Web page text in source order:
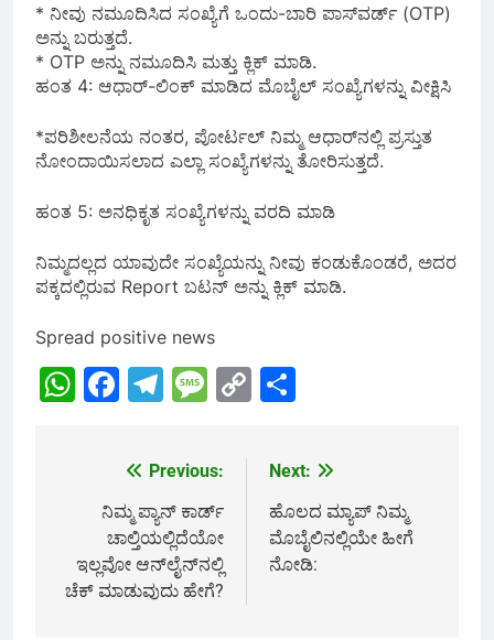
* ನೀವು ನಮೂದಿಸಿದ ಸಂಖ್ಯೆಗೆ ಒಂದು-ಬಾರಿ ಪಾಸ್‌ವರ್ಡ್ (OTP)
ಅನ್ನು ಬರುತ್ತದೆ.
* OTP ಅನ್ನು ನಮೂದಿಸಿ ಮತ್ತು ಕ್ಲಿಕ್ ಮಾಡಿ.
ಹಂತ 4: ಆಧಾರ್-ಲಿಂಕ್ ಮಾಡಿದ ಮೊಬೈಲ್ ಸಂಖ್ಯೆಗಳನ್ನು ವೀಕ್ಷಿಸಿ
*ಪರಿಶೀಲನೆಯ ನಂತರ, ಪೋರ್ಟಲ್ ನಿಮ್ಮ ಆಧಾರ್‌ನಲ್ಲಿ ಪ್ರಸ್ತುತ
ನೋಂದಾಯಿಸಲಾದ ಎಲ್ಲಾ ಸಂಖ್ಯೆಗಳನ್ನು ತೋರಿಸುತ್ತದೆ.
ಹಂತ 5: ಅನಧಿಕೃತ ಸಂಖ್ಯೆಗಳನ್ನು ವರದಿ ಮಾಡಿ
ನಿಮ್ಮದಲ್ಲದ ಯಾವುದೇ ಸಂಖ್ಯೆಯನ್ನು ನೀವು ಕಂಡುಕೊಂಡರೆ, ಅದರ
ಪಕ್ಕದಲ್ಲಿರುವ Report ಬಟನ್ ಅನ್ನು ಕ್ಲಿಕ್ ಮಾಡಿ.
Spread positive news
WhatsApp
Facebook
Telegram
Message
Copy
navigation
Previous:
ನಿಮ್ಮ ಪ್ಯಾನ್ ಕಾರ್ಡ್
ಚಾಲ್ತಿಯಲ್ಲಿದೆಯೋ
ಇಲ್ಲವೋ ಆನ್‌ಲೈನ್‌ನಲ್ಲಿ
ಚೆಕ್ ಮಾಡುವುದು ಹೇಗೆ?
Next:
ಹೊಲದ ಮ್ಯಾಪ್ ನಿಮ್ಮ
ಮೊಬೈಲಿನಲ್ಲಿಯೇ ಹೀಗೆ
ನೋಡಿ: